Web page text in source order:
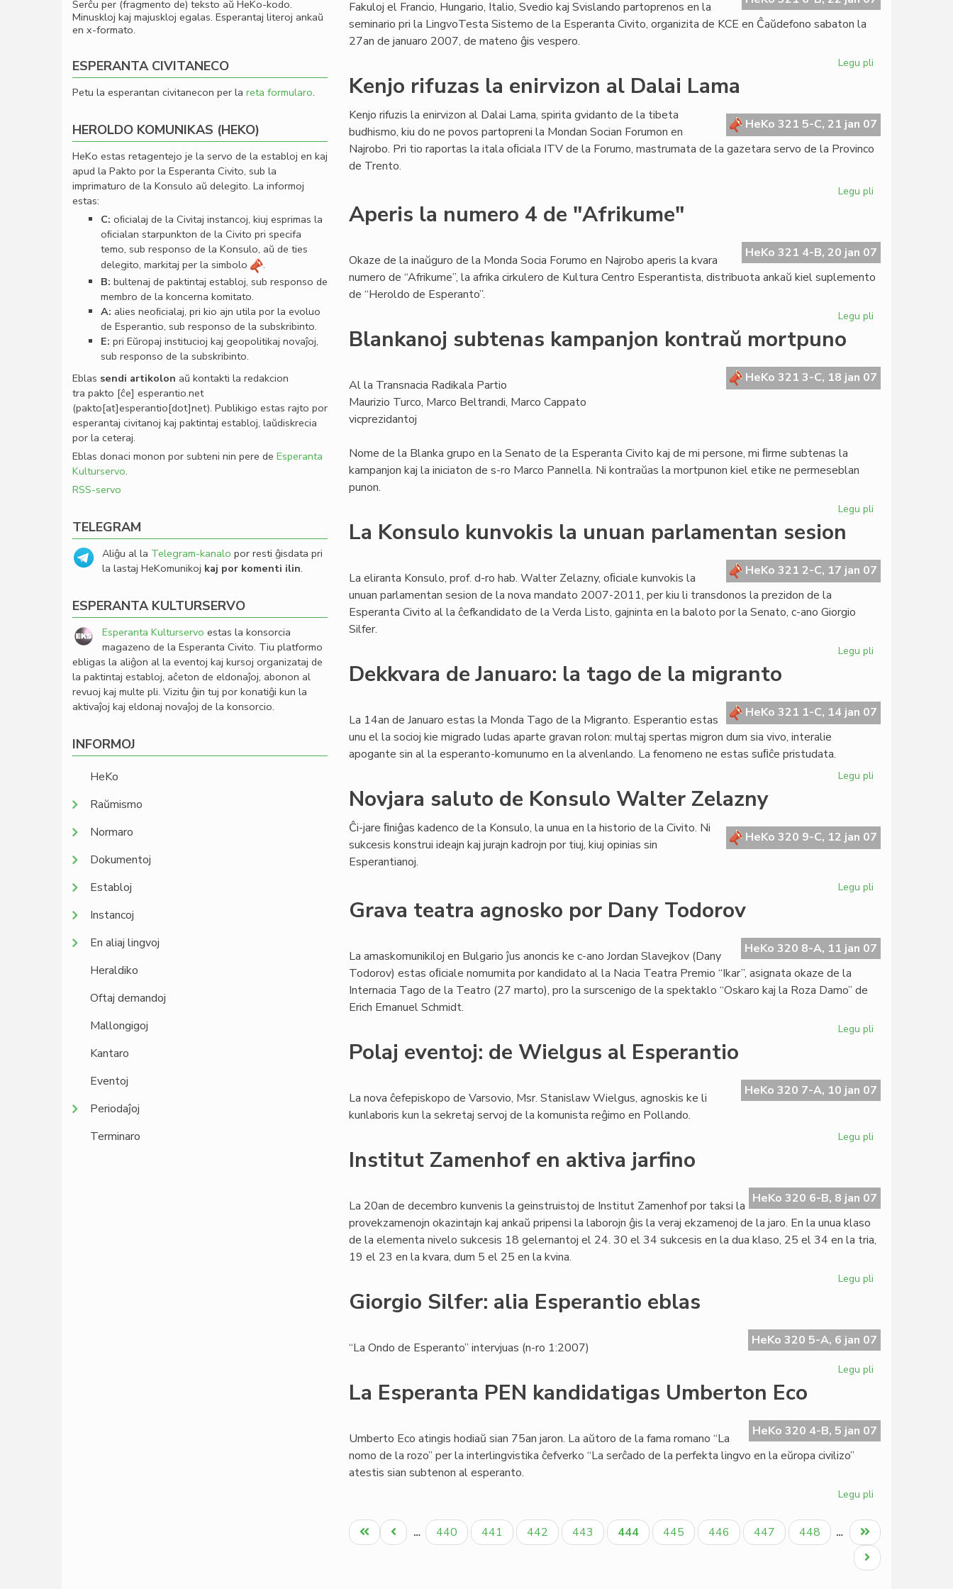
Fakuloj el Francio, Hungario, Italio, Svedio kaj Svislando partoprenos en la
seminario pri la LingvoTesta Sistemo de la Esperanta Civito, organizita de KCE en Ĉaŭdefono sabaton la
27an de januaro 2007, de mateno ĝis vespero.
Legu pli
semajnfine
ĉe
Kenjo rifuzas la enirvizon al Dalai Lama
HeKo 321 5-C, 21 jan 07
Kenjo rifuzis la enirvizon al Dalai Lama, spirita gvidanto de la tibeta
budhismo, kiu do ne povos partopreni la Mondan Socian Forumon en
Najrobo. Pri tio raportas la itala oﬁciala ITV de la Forumo, mastrumata de la gazetara servo de la Provinco
de Trento.
Legu pli
enirvizon
al
Dalai
Aperis la numero 4 de "Afrikume"
HeKo 321 4-B, 20 jan 07
Okaze de la inaŭguro de la Monda Socia Forumo en Najrobo aperis la kvara
numero de “Afrikume”, la afrika cirkulero de Kultura Centro Esperantista, distribuota ankaŭ kiel suplemento
de “Heroldo de Esperanto”.
Legu pli
4
de
Blankanoj subtenas kampanjon kontraŭ mortpuno
HeKo 321 3-C, 18 jan 07
Al la Transnacia Radikala Partio
Maurizio Turco, Marco Beltrandi, Marco Cappato
vicprezidantoj
Nome de la Blanka grupo en la Senato de la Esperanta Civito kaj de mi persone, mi ﬁrme subtenas la
kampanjon kaj la iniciaton de s-ro Marco Pannella. Ni kontraŭas la mortpunon kiel etike ne permeseblan
punon.
Legu pli
kontraŭ
mortpuno
La Konsulo kunvokis la unuan parlamentan sesion
HeKo 321 2-C, 17 jan 07
La eliranta Konsulo, prof. d-ro hab. Walter Zelazny, oﬁciale kunvokis la
unuan parlamentan sesion de la nova mandato 2007-2011, per kiu li transdonos la prezidon de la
Esperanta Civito al la ĉefkandidato de la Verda Listo, gajninta en la baloto por la Senato, c-ano Giorgio
Silfer.
Legu pli
la
unuan
Dekkvara de Januaro: la tago de la migranto
HeKo 321 1-C, 14 jan 07
La 14an de Januaro estas la Monda Tago de la Migranto. Esperantio estas
unu el la socioj kie migrado ludas aparte gravan rolon: multaj spertas migron dum sia vivo, interalie
apogante sin al la esperanto-komunumo en la alvenlando. La fenomeno ne estas suﬁĉe pristudata.
Legu pli
la
tago
Novjara saluto de Konsulo Walter Zelazny
HeKo 320 9-C, 12 jan 07
Ĉi-jare ﬁniĝas kadenco de la Konsulo, la unua en la historio de la Civito. Ni
sukcesis konstrui ideajn kaj jurajn kadrojn por tiuj, kiuj opinias sin
Esperantianoj.
Legu pli
Konsulo
Walter
Grava teatra agnosko por Dany Todorov
HeKo 320 8-A, 11 jan 07
La amaskomunikiloj en Bulgario ĵus anoncis ke c-ano Jordan Slavejkov (Dany
Todorov) estas oﬁciale nomumita por kandidato al la Nacia Teatra Premio “Ikar”, asignata okaze de la
Internacia Tago de la Teatro (27 marto), pro la surscenigo de la spektaklo “Oskaro kaj la Roza Damo” de
Erich Emanuel Schmidt.
Legu pli
por
Dany
Polaj eventoj: de Wielgus al Esperantio
HeKo 320 7-A, 10 jan 07
La nova ĉefepiskopo de Varsovio, Msr. Stanislaw Wielgus, agnoskis ke li
kunlaboris kun la sekretaj servoj de la komunista reĝimo en Pollando.
Legu pli
Wielgus
al
Institut Zamenhof en aktiva jarfino
HeKo 320 6-B, 8 jan 07
La 20an de decembro kunvenis la geinstruistoj de Institut Zamenhof por taksi la
provekzamenojn okazintajn kaj ankaŭ pripensi la laborojn ĝis la veraj ekzamenoj de la jaro. En la unua klaso
de la elementa nivelo sukcesis 18 gelernantoj el 24. 30 el 34 sukcesis en la dua klaso, 25 el 34 en la tria,
19 el 23 en la kvara, dum 5 el 25 en la kvina.
Legu pli
aktiva
jarfino
Giorgio Silfer: alia Esperantio eblas
HeKo 320 5-A, 6 jan 07
“La Ondo de Esperanto” intervjuas (n-ro 1:2007)
Legu pli
Esperantio
eblas
La Esperanta PEN kandidatigas Umberton Eco
HeKo 320 4-B, 5 jan 07
Umberto Eco atingis hodiaŭ sian 75an jaron. La aŭtoro de la fama romano “La
nomo de la rozo” per la interlingvistika ĉefverko “La serĉado de la perfekta lingvo en la eŭropa civilizo”
atestis sian subtenon al esperanto.
Legu pli
Esperanta
PEN
kandidatigas
Umberton
Pagination
Unua
paĝo
Antaŭa
paĝo
… Paĝo
440 Paĝo
441 Paĝo
442 Paĝo
443
Aktuala
paĝo
444 Paĝo
445 Paĝo
446 Paĝo
447 Paĝo
448 …
Last
page
Next
page
Serĉu per (fragmento de) teksto aŭ HeKo-kodo.
Minuskloj kaj majuskloj egalas. Esperantaj literoj ankaŭ
en x-formato.
ESPERANTA CIVITANECO
Petu la esperantan civitanecon per la reta formularo.
HEROLDO KOMUNIKAS (HEKO)
HeKo estas retagentejo je la servo de la establoj en kaj
apud la Pakto por la Esperanta Civito, sub la
imprimaturo de la Konsulo aŭ delegito. La informoj
estas:
C: oﬁcialaj de la Civitaj instancoj, kiuj esprimas la
oﬁcialan starpunkton de la Civito pri specifa
temo, sub responso de la Konsulo, aŭ de ties
delegito, markitaj per la simbolo
.
B: bultenaj de paktintaj establoj, sub responso de
membro de la koncerna komitato.
A: alies neoﬁcialaj, pri kio ajn utila por la evoluo
de Esperantio, sub responso de la subskribinto.
E: pri Eŭropaj institucioj kaj geopolitikaj novaĵoj,
sub responso de la subskribinto.
Eblas sendi artikolon aŭ kontakti la redakcion
tra pakto [ĉe] esperantio.net
(pakto[at]esperantio[dot]net). Publikigo estas rajto por
esperantaj civitanoj kaj paktintaj establoj, laŭdiskrecia
por la ceteraj.
Eblas donaci monon por subteni nin pere de Esperanta
Kulturservo.
RSS-servo
TELEGRAM
Aliĝu al la Telegram-kanalo por resti ĝisdata pri
la lastaj HeKomunikoj kaj por komenti ilin.
ESPERANTA KULTURSERVO
Esperanta Kulturservo estas la konsorcia
magazeno de la Esperanta Civito. Tiu platformo
ebligas la aliĝon al la eventoj kaj kursoj organizataj de
la paktintaj establoj, aĉeton de eldonaĵoj, abonon al
revuoj kaj multe pli. Vizitu ĝin tuj por konatiĝi kun la
aktivaĵoj kaj eldonaj novaĵoj de la konsorcio.
INFORMOJ
HeKo
Raŭmismo
Normaro
Dokumentoj
Establoj
Instancoj
En aliaj lingvoj
Heraldiko
Oftaj demandoj
Mallongigoj
Kantaro
Eventoj
Periodaĵoj
Terminaro